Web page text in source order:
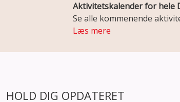
Aktivitetskalender for hele
Se alle kommenende
Læs mere
HOLD DIG OPDATERET